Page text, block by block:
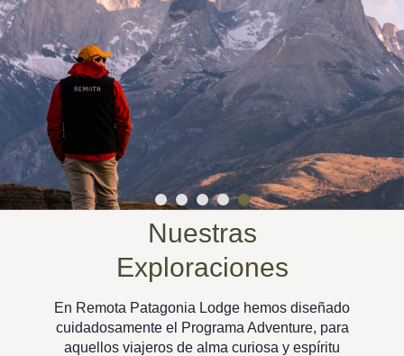
Nuestras
Exploraciones
En Remota Patagonia Lodge hemos diseñado
cuidadosamente el Programa Adventure, para
aquellos viajeros de alma curiosa y espíritu